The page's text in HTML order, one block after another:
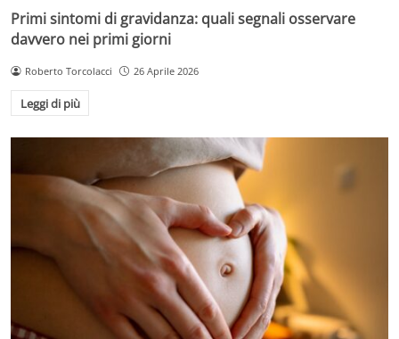
Primi sintomi di gravidanza: quali segnali osservare
davvero nei primi giorni
Roberto Torcolacci 26 Aprile 2026
Leggi di più